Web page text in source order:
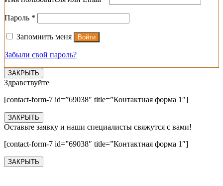
Пароль *
Запомнить меня Войти
Забыли свой пароль?
ЗАКРЫТЬ
Здравствуйте
[contact-form-7 id=”69038″ title=”Контактная форма 1″]
ЗАКРЫТЬ
Оставьте заявку и наши специалисты свяжутся с вами!
[contact-form-7 id=”69038″ title=”Контактная форма 1″]
ЗАКРЫТЬ